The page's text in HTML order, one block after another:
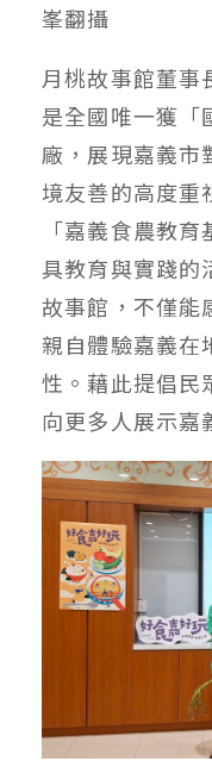
峯翻攝
月桃故事館董事
是全國唯一獲「
廠，展現嘉義市
境友善的高度重
「嘉義食農教
具教育與實踐的
故事館，不僅能
親自體驗嘉義在
性。藉此提倡民
向更多人展示嘉